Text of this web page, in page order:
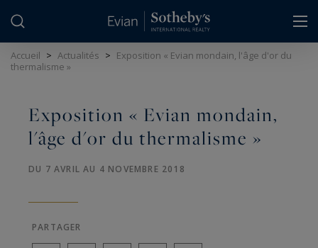
Accueil > Actualités > Exposition « Evian mondain, l'âge d'or du
thermalisme »
Exposition « Evian mondain,
l'âge d'or du thermalisme »
DU 7 AVRIL AU 4 NOVEMBRE 2018
PARTAGER